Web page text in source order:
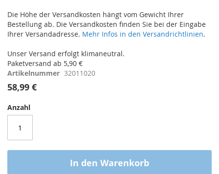
Die Höhe der Versandkosten hängt vom Gewicht Ihrer
Bestellung ab. Die Versandkosten finden Sie bei der Eingabe
Ihrer Versandadresse. Mehr Infos in den Versandrichtlinien.
Unser Versand erfolgt klimaneutral.
Paketversand ab 5,90 €
Artikelnummer 32011020
58,99 €
Anzahl
In den Warenkorb